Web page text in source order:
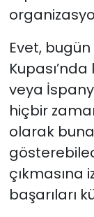
Evet, bugün
veya
hiçbir
olarak
çıkmasına
başarıları